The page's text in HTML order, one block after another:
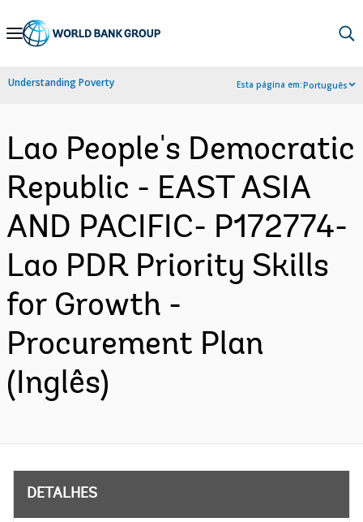
Skip
Navigation
Understanding Poverty Esta página em:Português
Lao People's Democratic
Republic - EAST ASIA
AND PACIFIC- P172774-
Lao PDR Priority Skills
for Growth -
Procurement Plan
(Inglês)
DETALHES